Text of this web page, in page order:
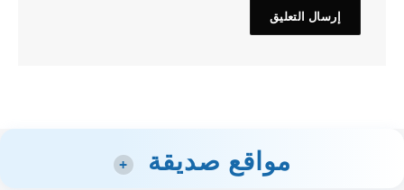
مواقع صديقة +